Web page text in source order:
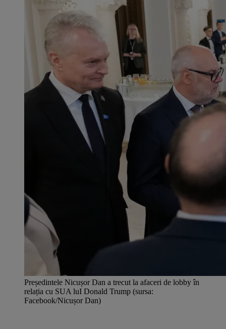
Președintele Nicușor Dan a trecut la afaceri de lobby în
relația cu SUA luI Donald Trump (sursa:
Facebook/Nicușor Dan)